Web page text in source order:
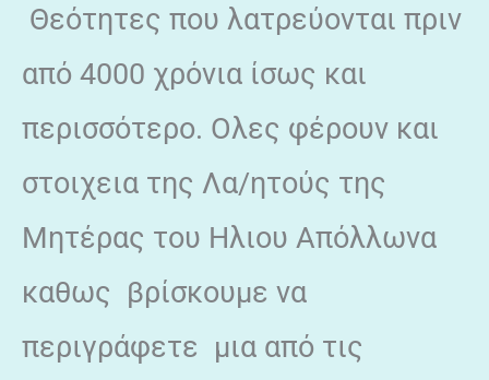
Θεότητες που λατρεύονται πριν
από 4000 χρόνια ίσως και
περισσότερο. Ολες φέρουν και
στοιχεια της Λα/ητούς της
Μητέρας του Ηλιου Απόλλωνα
καθως βρίσκουμε να
περιγράφετε μια από τις